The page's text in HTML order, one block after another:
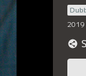
2019